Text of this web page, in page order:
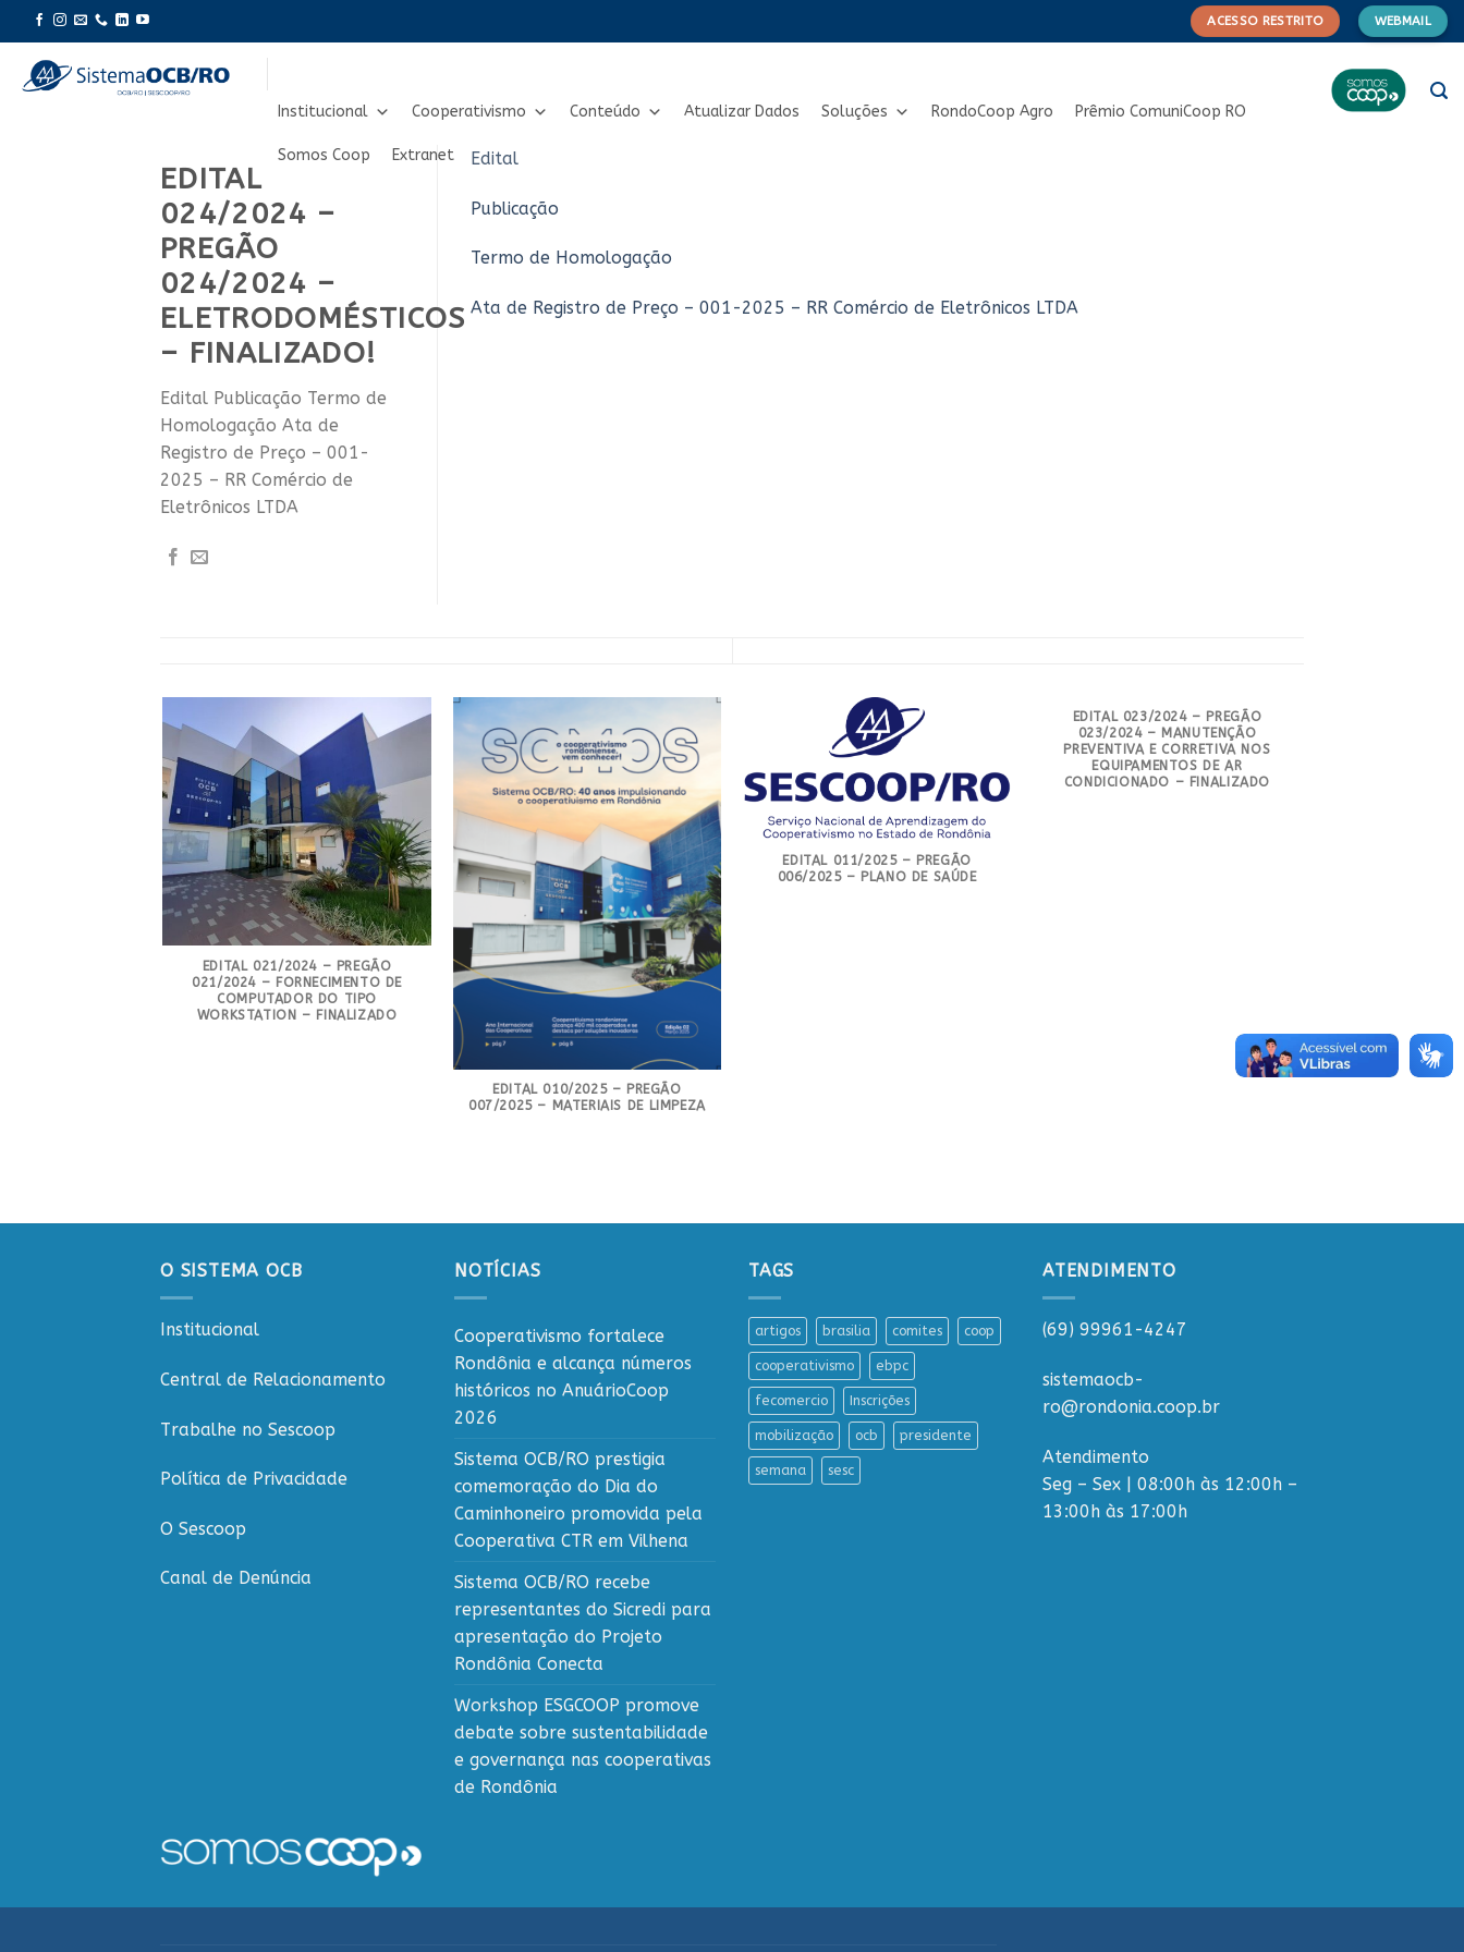
to
content
ACESSO RESTRITO WEBMAIL
Institucional Cooperativismo Conteúdo Atualizar Dados Soluções RondoCoop Agro Prêmio ComuniCoop RO
Somos Coop Extranet
EDITAL
024/2024 –
PREGÃO
024/2024 –
ELETRODOMÉSTICOS
– FINALIZADO!
Edital Publicação Termo de
Homologação Ata de
Registro de Preço – 001-
2025 – RR Comércio de
Eletrônicos LTDA
Edital
Publicação
Termo de Homologação
Ata de Registro de Preço – 001-2025 – RR Comércio de Eletrônicos LTDA
EDITAL 021/2024 – PREGÃO
021/2024 – FORNECIMENTO DE
COMPUTADOR DO TIPO
WORKSTATION – FINALIZADO
EDITAL 010/2025 – PREGÃO
007/2025 – MATERIAIS DE LIMPEZA
EDITAL 011/2025 – PREGÃO
006/2025 – PLANO DE SAÚDE
EDITAL 023/2024 – PREGÃO
023/2024 – MANUTENÇÃO
PREVENTIVA E CORRETIVA NOS
EQUIPAMENTOS DE AR
CONDICIONADO – FINALIZADO
O SISTEMA OCB
Institucional
Central de Relacionamento
Trabalhe no Sescoop
Política de Privacidade
O Sescoop
Canal de Denúncia
NOTÍCIAS
Cooperativismo fortalece
Rondônia e alcança números
históricos no AnuárioCoop
2026
Sistema OCB/RO prestigia
comemoração do Dia do
Caminhoneiro promovida pela
Cooperativa CTR em Vilhena
Sistema OCB/RO recebe
representantes do Sicredi para
apresentação do Projeto
Rondônia Conecta
Workshop ESGCOOP promove
debate sobre sustentabilidade
e governança nas cooperativas
de Rondônia
TAGS
artigos brasilia comites coop
cooperativismo ebpc
fecomercio Inscrições
mobilização ocb presidente
semana sesc
ATENDIMENTO
(69) 99961-4247
sistemaocb-
ro@rondonia.coop.br
Atendimento
Seg – Sex | 08:00h às 12:00h –
13:00h às 17:00h